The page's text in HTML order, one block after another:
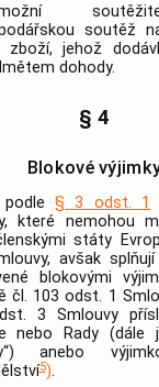
soutěž
zboží, jehož
dohody.
§ 4
Blokové
podle§ 3 odst. 1
které nemohou
státy
avšak
blokovými
čl. 103 odst. 1
3 Smlouvy
nebo Rady (dále
anebo
5).